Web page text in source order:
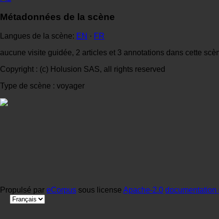
Métadonnées de la scène
Langues de la scène: EN · FR
aucune visite guidée, 2 articles et 3 annotations dans cette
Copyright : (c) Holusion SAS, all rights reserved
Type de scène : voyager
Propulsé par eCorpus sous license Apache-2.0 documentation